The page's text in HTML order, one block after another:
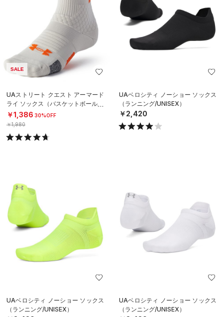
SALE
UAストリート クエスト アーマード
ライ ソックス（バスケットボール/U
NISEX）
￥1,386 30%OFF
￥1,980
UAベロシティ ノーショー ソックス
（ランニング/UNISEX）
￥2,420
UAベロシティ ノーショー ソックス
（ランニング/UNISEX）
UAベロシティ ノーショー ソックス
（ランニング/UNISEX）